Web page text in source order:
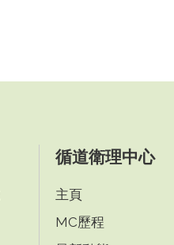
循道衛理中心
主頁
MC歷程